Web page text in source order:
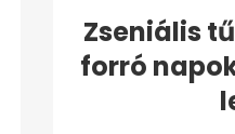
Zseniális
forró